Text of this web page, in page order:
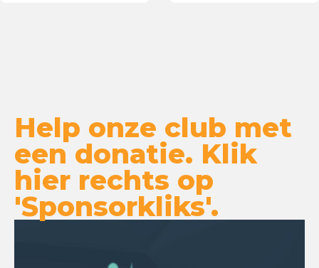
Help onze club met
een donatie. Klik
hier rechts op
'Sponsorkliks'.